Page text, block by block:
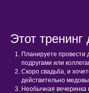
Этот
Планируете провести
подругами или
Скоро свадьба, и
действительно
Необычная